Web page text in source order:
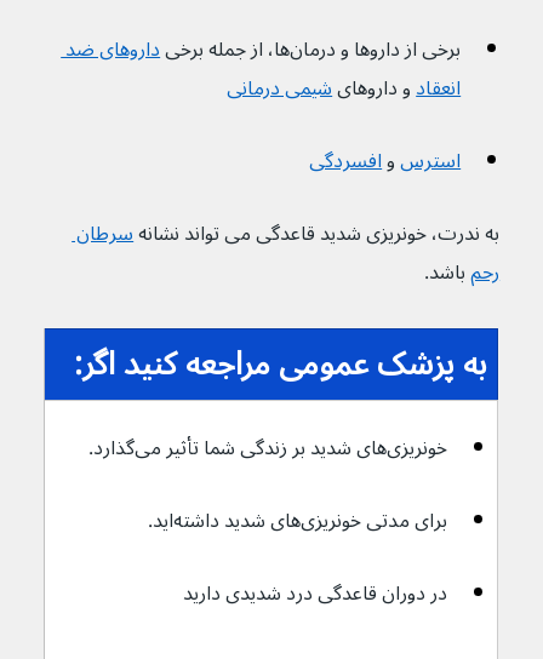
برخی از داروها و درمان‌ها، از جمله برخی
داروهای ضد
انعقاد و داروهای شیمی درمانی
استرسو افسردگی
به ندرت، خونریزی شدید قاعدگی می تواند نشانه سرطان
رحم باشد.
به پزشک عمومی مراجعه کنید اگر:
خونریزی‌های شدید بر زندگی شما تأثیر می‌گذارد.
برای مدتی خونریزی‌های شدید داشته‌اید.
در دوران قاعدگی درد شدیدی دارید